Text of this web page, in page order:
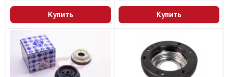
Купить Купить